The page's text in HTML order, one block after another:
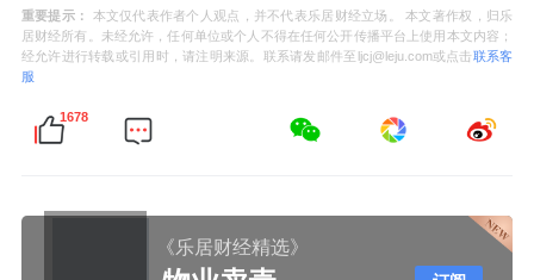
事会开始暗流涌动。
据天眼查，目前，林岩、张宇涛、张贤庆、陈
松辉分别直接持股18.25%、16.72%、11.72%
持股比例为1.98%。
重要提示：
本文仅代表作者个人观点，并不代表乐居财经立场。 本文著作权，归乐
居财经所有。未经允许，任何单位或个人不得在任何公开传播平台上使用本文内容；
经允许进行转载或引用时，请注明来源。联系请发邮件至ljcj@leju.com或点击联系客
服
1678
《乐居财经精选》